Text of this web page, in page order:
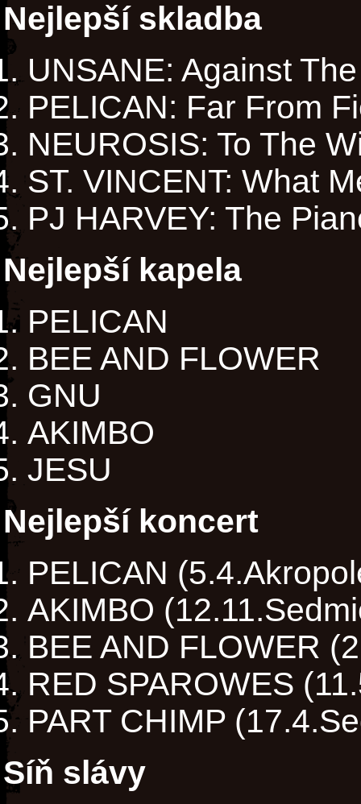
Nejlepší skladba
UNSANE: Against
PELICAN: Far From
NEUROSIS: To The
ST. VINCENT: What
PJ HARVEY: The
Nejlepší kapela
PELICAN
BEE AND FLOWER
GNU
AKIMBO
JESU
Nejlepší koncert
PELICAN
AKIMBO
BEE AND FLOWER
RED SPAROWES
PART CHIMP
Síň slávy